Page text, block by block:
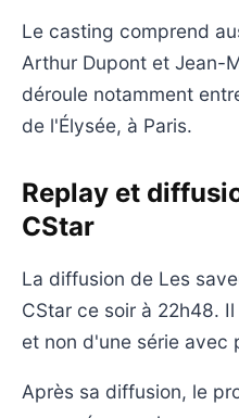
Le casting comprend
Arthur Dupont et Jean-
déroule notamment
de l'Élysée, à Paris.
Replay et
CStar
La diffusion de Les
CStar ce soir à 22h48.
et non d'une série avec
Après sa diffusion, le